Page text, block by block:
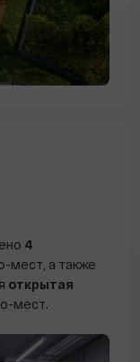
4
мест, а также
открытая
мест.